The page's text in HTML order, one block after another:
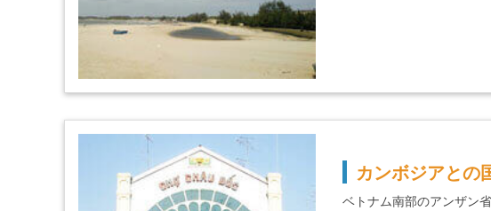
カンボジアとの
ベトナム南部のアンザン